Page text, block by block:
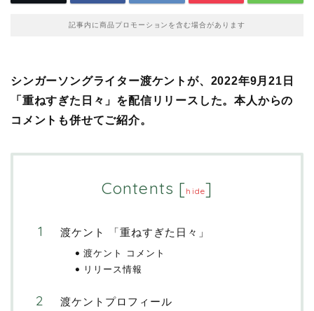
記事内に商品プロモーションを含む場合があります
シンガーソングライター渡ケントが、2022年9月21日
「重ねすぎた日々」を配信リリースした。本人からの
コメントも併せてご紹介。
Contents [hide]
渡ケント 「重ねすぎた日々」
渡ケント コメント
リリース情報
渡ケントプロフィール